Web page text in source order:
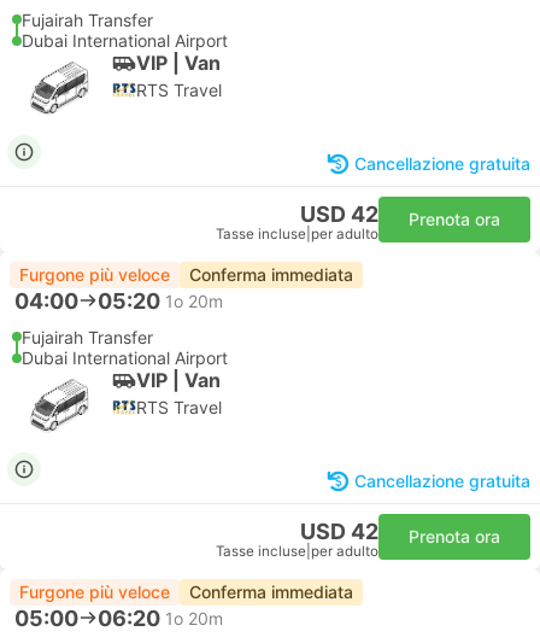
Fujairah Transfer
Dubai International Airport
VIP | Van
RTS Travel
Cancellazione gratuita
USD 42
Tasse incluse per adulto
Prenota ora
Furgone più veloce Conferma immediata
04:00 05:20 1o 20m
Fujairah Transfer
Dubai International Airport
VIP | Van
RTS Travel
Cancellazione gratuita
USD 42
Tasse incluse per adulto
Prenota ora
Furgone più veloce Conferma immediata
05:00 06:20 1o 20m